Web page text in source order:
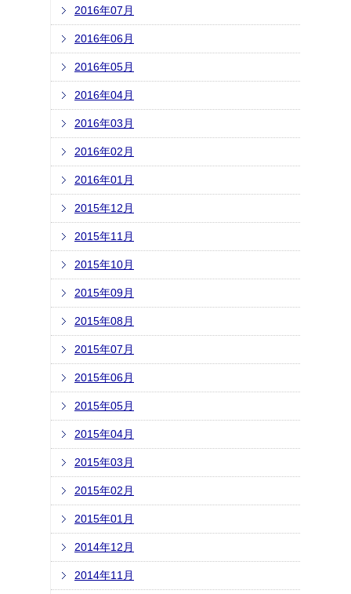
2016年07月
2016年06月
2016年05月
2016年04月
2016年03月
2016年02月
2016年01月
2015年12月
2015年11月
2015年10月
2015年09月
2015年08月
2015年07月
2015年06月
2015年05月
2015年04月
2015年03月
2015年02月
2015年01月
2014年12月
2014年11月